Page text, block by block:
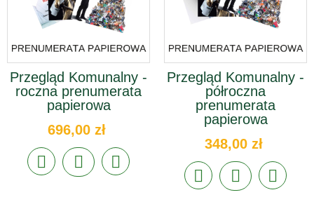
Przegląd Komunalny -
roczna prenumerata
papierowa
696,00 zł
Przegląd Komunalny -
półroczna
prenumerata
papierowa
348,00 zł